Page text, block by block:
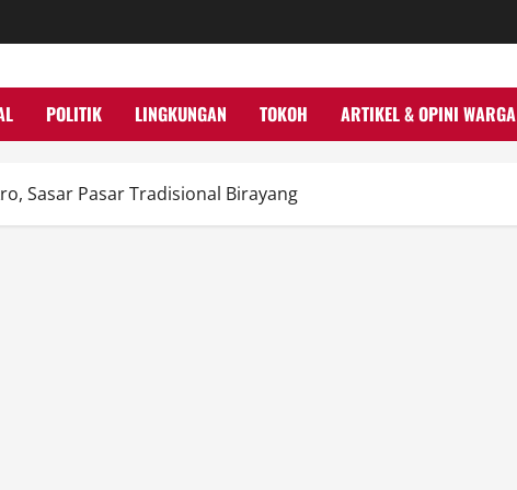
POLITIK LINGKUNGAN TOKOH ARTIKEL & OPINI WARGA
Sasar Pasar Tradisional Birayang